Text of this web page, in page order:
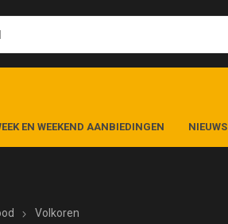
EN WEEKEND AANBIEDINGEN NIEUWS
Volkoren